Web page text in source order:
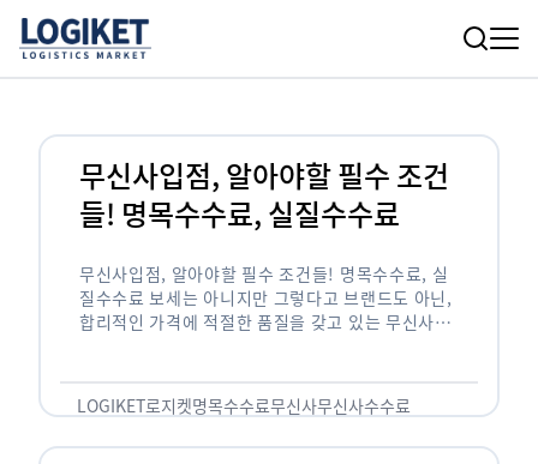
무신사입점, 알아야할 필수 조건
들! 명목수수료, 실질수수료
무신사입점, 알아야할 필수 조건들! 명목수수료, 실
질수수료 보세는 아니지만 그렇다고 브랜드도 아닌,
합리적인 가격에 적절한 품질을 갖고 있는 무신사!
LOGIKET로지켓명목수수료무신사무신사수수료